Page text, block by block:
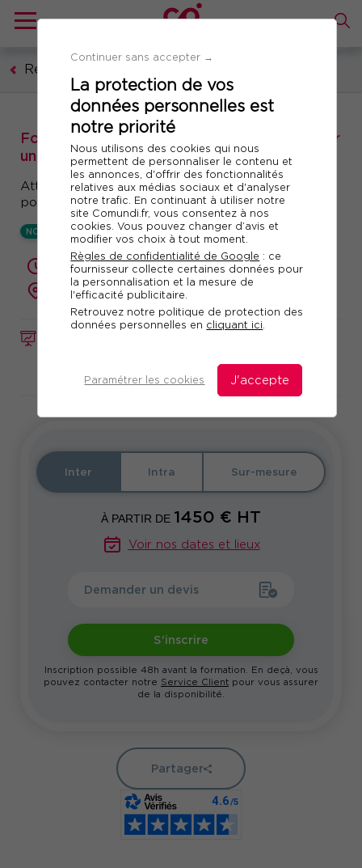
Continuer sans accepter →
La protection de vos
données personnelles est
notre priorité
Nous utilisons des cookies qui nous
permettent de personnaliser le contenu et
les annonces, d'offrir des fonctionnalités
relatives aux médias sociaux et d'analyser
notre trafic. En continuant à utiliser notre
site Comundi.fr, vous consentez à nos
cookies. Vous pouvez changer d’avis et
modifier vos choix à tout moment.
Règles de confidentialité de Google : ce
fournisseur collecte certaines données pour
la personnalisation et la mesure de
l'efficacité publicitaire.
Retrouvez notre politique de protection des
données personnelles en cliquant ici.
Paramétrer les cookies J'accepte
Ressources humaines, formation, droit social
Télécharger le programme
Formation Compensation & Benefits : piloter
une stratégie rémunérations et avantages
Attirer et fidéliser vos talents grâce à une
politique claire
NOUVEAUTÉ
2 jours (14 heures)
présentiel ou à distance
Inter Intra Sur-mesure
À PARTIR DE 1450 € HT
Voir nos dates et lieux
Demander un devis
S'inscrire
Inscription possible 48h avant la formation. En deçà, vous
pouvez contacter notre Service Client pour vous assurer
de la disponibilité.
Partager